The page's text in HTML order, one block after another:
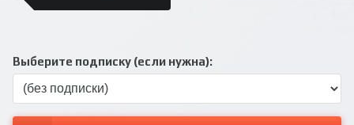
Выберите подписку (если нужна):